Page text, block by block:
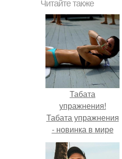
Читайте также
Табата
упражнения!
Табата упражнения
- новинка в мире
спорта.